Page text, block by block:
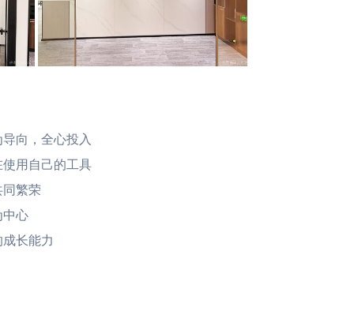
向，全心投入
用自己的工具
繁荣
中心
长能力